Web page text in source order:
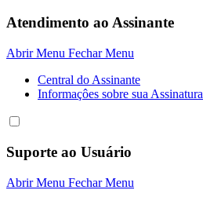
Atendimento ao Assinante
Abrir Menu Fechar Menu
Central do Assinante
Informaçôes sobre sua Assinatura
Suporte ao Usuário
Abrir Menu Fechar Menu